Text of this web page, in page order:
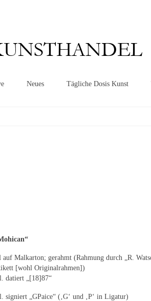
Neues Tägliche Dosis Kunst
auf Malkarton; gerahmt (Rahmung durch „R.
[wohl Originalrahmen])
datiert „[18]87“
signiert „GPaice“ (‚G‘ und ‚P‘ in Ligatur)